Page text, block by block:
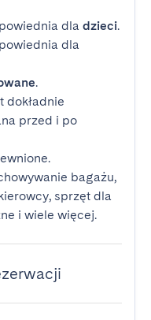
dla dzieci.
dla
.
dokładnie
przed i po
bagażu,
sprzęt dla
i wiele więcej.